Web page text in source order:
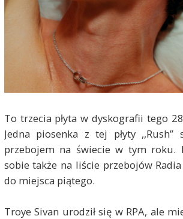
To trzecia płyta w dyskografii tego
Jedna piosenka z tej płyty ,,Rush”
przebojem na świecie w tym roku.
sobie także na liście przebojów Radia
do miejsca piątego.
Troye Sivan urodził się w RPA, ale